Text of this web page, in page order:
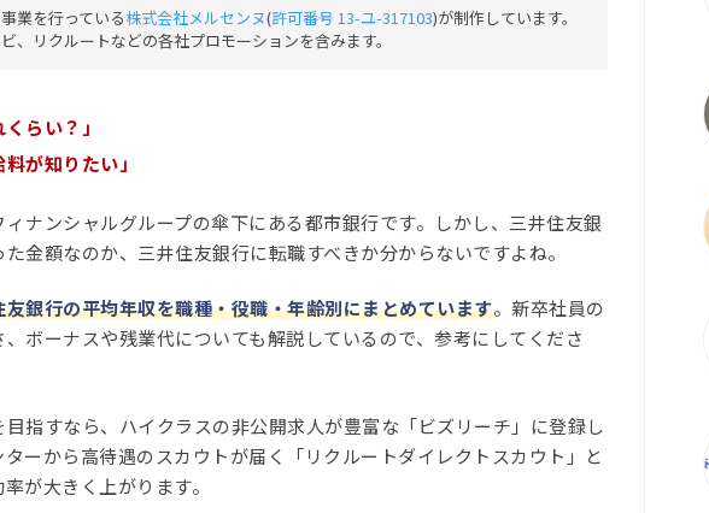
業を行っている株式会社メルセンヌ(許可番号 13-ユ-317103)が制作しています。
、リクルートなどの各社プロモーションを含みます。
らい？」
が知りたい」
ナンシャルグループの傘下にある都市銀行です。しかし、三井住友銀
金額なのか、三井住友銀行に転職すべきか分からないですよね。
銀行の平均年収を職種・役職・年齢別にまとめています。新卒社員の
ボーナスや残業代についても解説しているので、参考にしてくださ
指すなら、ハイクラスの非公開求人が豊富な「ビズリーチ」に登録し
ーから高待遇のスカウトが届く「リクルートダイレクトスカウト」と
が大きく上がります。